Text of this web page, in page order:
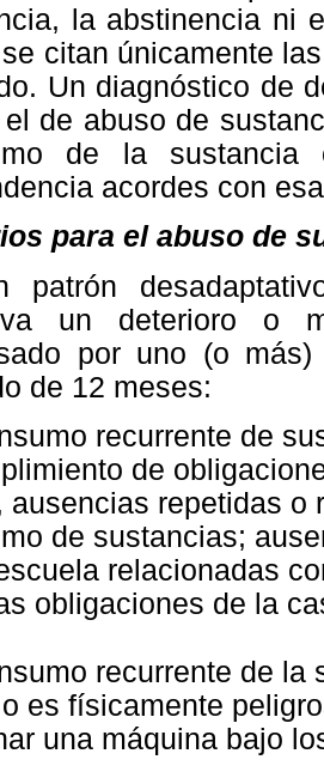
la abstinencia ni
se citan únicamente
Un diagnóstico de
de abuso de
de la
acordes con
para el abuso de
patrón
un deterioro o
por uno (o
de 12 meses:
recurrente de
de
ausencias repetidas o
de sustancias;
relacionadas
obligaciones de la
recurrente de la
es físicamente
una máquina bajo